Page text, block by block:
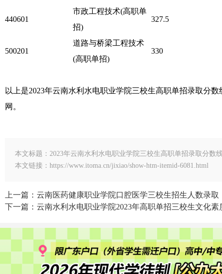
440601
市政工程技术(高职单
招)
327.5
500201
道路与桥梁工程技术
(高职单招)
330
以上是2023年云南水利水电职业学院三校生高职单招录取分
网。
本文标题：2023年云南水利水电职业学院三校生高职单招录取分数
本文链接：https://www.itoma.cn/jixiao/show-htm-itemid-6081.html
上一篇：云南医药健康职业学院口腔医学三校生招生人数录取
下一篇：云南水利水电职业学院2023年高职单招三校生文化素